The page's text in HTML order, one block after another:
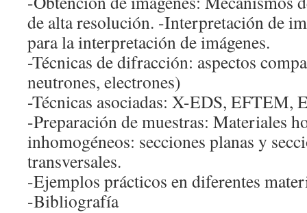
de alta resolución. -Interpretación de
para la interpretación de imágenes.
-Técnicas de difracción: aspectos
neutrones, electrones)
-Técnicas asociadas: X-EDS, EFTEM,
-Preparación de muestras: Materiales
inhomogéneos: secciones planas y
transversales.
-Ejemplos prácticos en diferentes
-Bibliografía